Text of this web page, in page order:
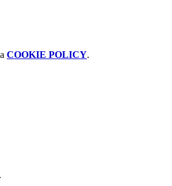
COOKIE POLICY.